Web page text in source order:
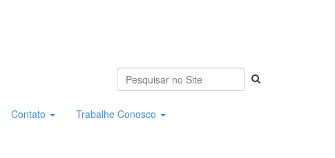
Contato Trabalhe Conosco